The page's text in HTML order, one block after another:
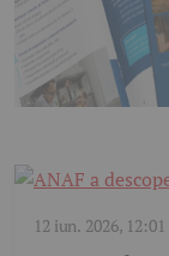
12 iun. 2026, 12:01